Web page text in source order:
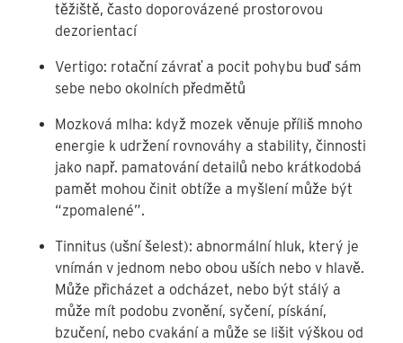
těžiště, často doporovázené prostorovou
dezorientací
Vertigo: rotační závrať a pocit pohybu buď sám
sebe nebo okolních předmětů
Mozková mlha: když mozek věnuje příliš mnoho
energie k udržení rovnováhy a stability, činnosti
jako např. pamatování detailů nebo krátkodobá
pamět mohou činit obtíže a myšlení může být
“zpomalené”.
Tinnitus (ušní šelest): abnormální hluk, který je
vnímán v jednom nebo obou uších nebo v hlavě.
Může přicházet a odcházet, nebo být stálý a
může mít podobu zvonění, syčení, pískání,
bzučení, nebo cvakání a může se lišit výškou od